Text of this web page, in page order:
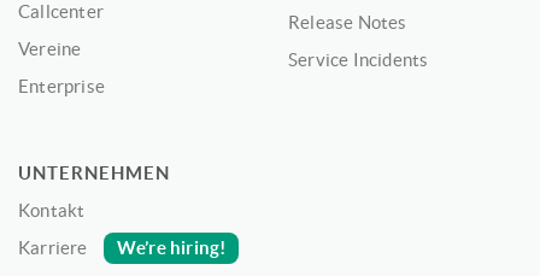
Callcenter
Vereine
Enterprise
Release Notes
Service Incidents
UNTERNEHMEN
Kontakt
Karriere
We’re hiring!